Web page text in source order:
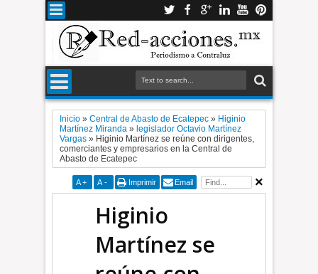
Inicio »Central de Abasto de Ecatepec » Higinio
Martínez Miranda » legislador Octavio Martínez
Vargas » Higinio Martínez se reúne con dirigentes,
comerciantes y empresarios en la Central de
Abasto de Ecatepec
A + A - Imprimir Email
Higinio
Martínez se